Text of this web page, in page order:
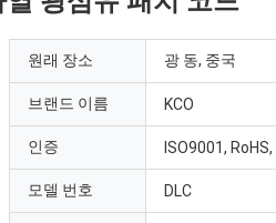
원래 장소 광 동, 중국
브랜드 이름 KCO
인증 ISO9001, RoHS,
모델 번호 DLC